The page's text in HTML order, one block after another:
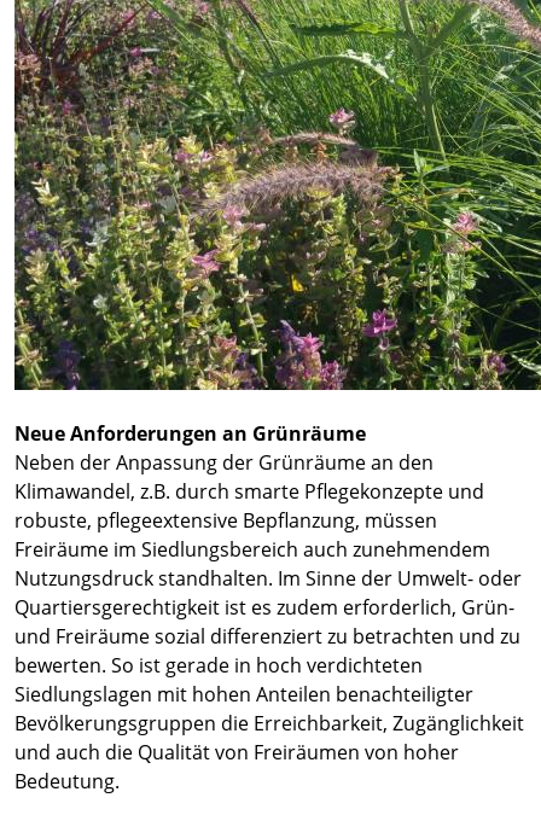
Neue Anforderungen an Grünräume
Neben der Anpassung der Grünräume an den
Klimawandel, z.B. durch smarte Pflegekonzepte und
robuste, pflegeextensive Bepflanzung, müssen
Freiräume im Siedlungsbereich auch zunehmendem
Nutzungsdruck standhalten. Im Sinne der Umwelt- oder
Quartiersgerechtigkeit ist es zudem erforderlich, Grün-
und Freiräume sozial differenziert zu betrachten und zu
bewerten. So ist gerade in hoch verdichteten
Siedlungslagen mit hohen Anteilen benachteiligter
Bevölkerungsgruppen die Erreichbarkeit, Zugänglichkeit
und auch die Qualität von Freiräumen von hoher
Bedeutung.